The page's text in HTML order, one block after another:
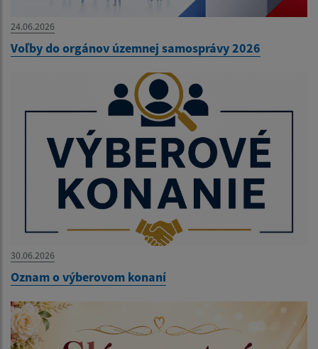
24.06.2026
Voľby do orgánov územnej samosprávy 2026
30.06.2026
Oznam o výberovom konaní